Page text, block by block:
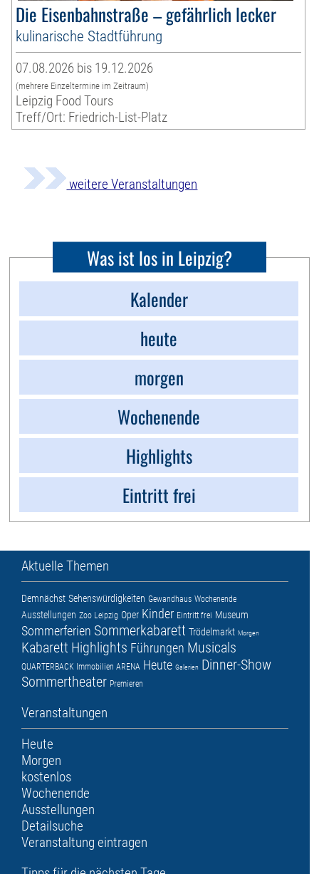
Die Eisenbahnstraße – gefährlich lecker
kulinarische Stadtführung
07.08.2026 bis 19.12.2026
(mehrere Einzeltermine im Zeitraum)
Leipzig Food Tours
Treff/Ort: Friedrich-List-Platz
weitere Veranstaltungen
Was ist los in Leipzig?
Kalender
heute
morgen
Wochenende
Highlights
Eintritt frei
Aktuelle Themen
Demnächst Sehenswürdigkeiten Gewandhaus Wochenende
Ausstellungen Zoo Leipzig Oper Kinder Eintritt frei Museum
Sommerferien Sommerkabarett Trödelmarkt Morgen
Kabarett Highlights Führungen Musicals
QUARTERBACK Immobilien ARENA Heute Galerien Dinner-Show
Sommertheater Premieren
Veranstaltungen
Heute
Morgen
kostenlos
Wochenende
Ausstellungen
Detailsuche
Veranstaltung eintragen